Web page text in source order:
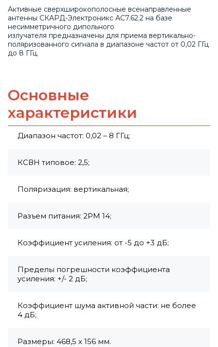
Активные сверхширокополосные всенаправленные
антенны СКАРД-Электроникс АС7.62.2 на базе
несимметричного дипольного
излучателя предназначены для приема вертикально-
поляризованного сигнала в диапазоне частот от 0,02 ГГц
до 8 ГГц.
Основные
характеристики
Диапазон частот: 0,02 – 8 ГГц;
КСВН типовое: 2,5;
Поляризация: вертикальная;
Разъем питания: 2РМ 14;
Коэффициент усиления: от -5 до +3 дБ;
Пределы погрешности коэффициента
усиления: +/- 2 дБ;
Коэффициент шума активной части: не более
4 дБ;
Размеры: 468,5 х 156 мм.